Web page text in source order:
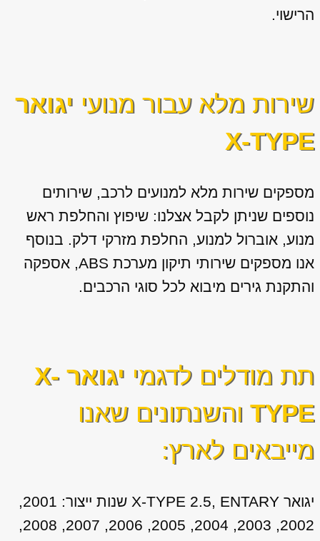
הרישוי.
שירות מלא עבור מנועי יגואר
X-TYPE
מספקים שירות מלא למנועים לרכב, שירותים
נוספים שניתן לקבל אצלנו: שיפוץ והחלפת ראש
מנוע, אוברול למנוע, החלפת מזרקי דלק. בנוסף
אנו מספקים שירותי תיקון מערכת ABS, אספקה
והתקנת גירים מיבוא לכל סוגי הרכבים.
תת מודלים לדגמי
יגואר X-
TYPE והשנתונים שאנו
מייבאים לארץ:
יגואר X-TYPE 2.5, ENTARY שנות ייצור: 2001,
2002, 2003, 2004, 2005, 2006, 2007, 2008,